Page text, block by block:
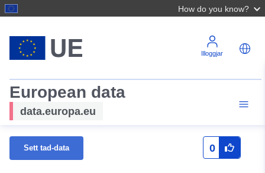
How do you know?
Illoggjar
European data
data.europa.eu
Sett tad-data 0